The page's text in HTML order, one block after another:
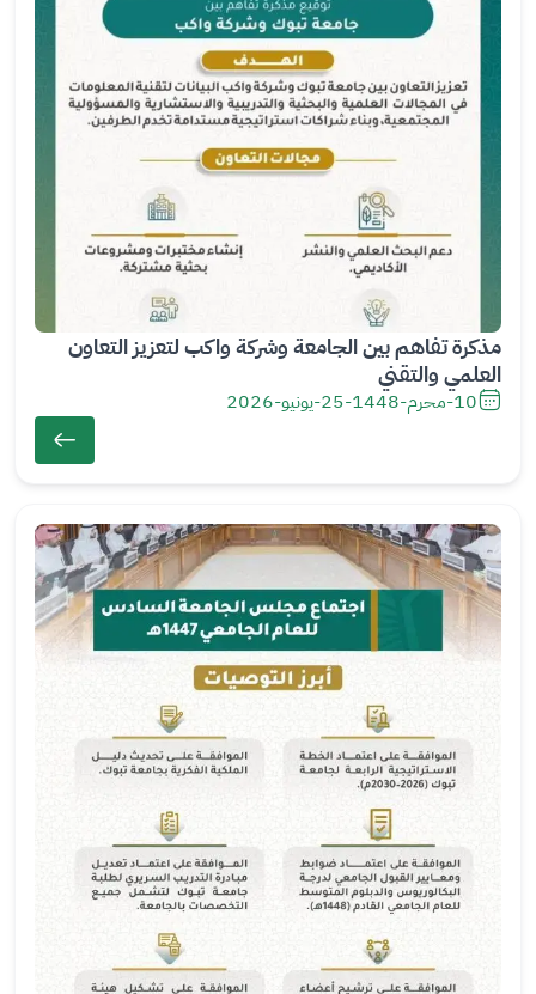
مذكرة تفاهم بين الجامعة وشركة واكب لتعزيز التعاون
العلمي والتقني
10-محرم-1448 -25-يونيو-2026